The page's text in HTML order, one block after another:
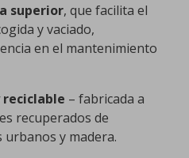
superior, que facilita el
y vaciado,
en el mantenimiento
reciclable – fabricada a
recuperados de
y madera.